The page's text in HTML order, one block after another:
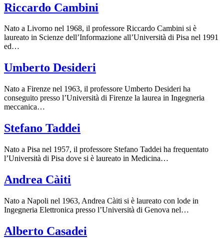
Riccardo Cambini
Nato a Livorno nel 1968, il professore Riccardo Cambini si è
laureato in Scienze dell’Informazione all’Università di Pisa nel 1991
ed…
Umberto Desideri
Nato a Firenze nel 1963, il professore Umberto Desideri ha
conseguito presso l’Università di Firenze la laurea in Ingegneria
meccanica…
Stefano Taddei
Nato a Pisa nel 1957, il professore Stefano Taddei ha frequentato
l’Università di Pisa dove si è laureato in Medicina…
Andrea Càiti
Nato a Napoli nel 1963, Andrea Càiti si è laureato con lode in
Ingegneria Elettronica presso l’Università di Genova nel…
Alberto Casadei